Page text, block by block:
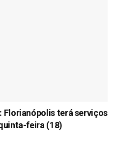
Florianópolis terá serviços
feira (18)